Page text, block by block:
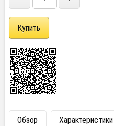
Обзор Характеристики